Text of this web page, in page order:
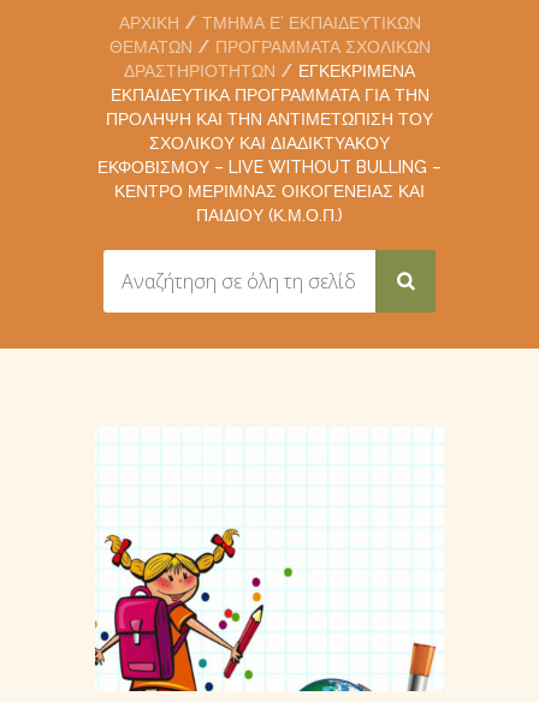
ΑΡΧΙΚΉ
ΤΜΉΜΑ Ε’ ΕΚΠΑΙΔΕΥΤΙΚΏΝ
ΘΕΜΆΤΩΝ
ΠΡΟΓΡΆΜΜΑΤΑ ΣΧΟΛΙΚΏΝ
ΔΡΑΣΤΗΡΙΟΤΉΤΩΝ
ΕΓΚΕΚΡΙΜΈΝΑ
ΕΚΠΑΙΔΕΥΤΙΚΆ ΠΡΟΓΡΆΜΜΑΤΑ ΓΙΑ ΤΗΝ
ΠΡΌΛΗΨΗ ΚΑΙ ΤΗΝ ΑΝΤΙΜΕΤΏΠΙΣΗ ΤΟΥ
ΣΧΟΛΙΚΟΎ ΚΑΙ ΔΙΑΔΙΚΤΥΑΚΟΎ
ΕΚΦΟΒΙΣΜΟΎ – LIVE WITHOUT BULLING –
ΚΈΝΤΡΟ ΜΈΡΙΜΝΑΣ ΟΙΚΟΓΈΝΕΙΑΣ ΚΑΙ
ΠΑΙΔΙΟΎ (Κ.Μ.Ο.Π.)